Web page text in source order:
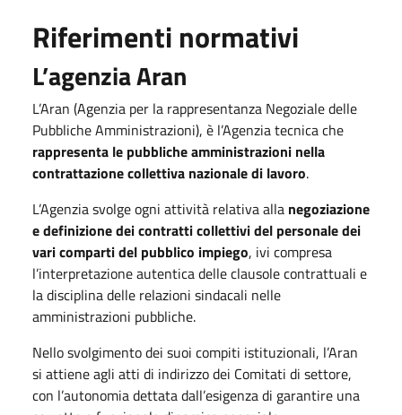
Riferimenti normativi
L’agenzia Aran
L’Aran (Agenzia per la rappresentanza Negoziale delle
Pubbliche Amministrazioni), è l’Agenzia tecnica che
rappresenta le pubbliche amministrazioni nella
contrattazione collettiva nazionale di lavoro.
L’Agenzia svolge ogni attività relativa alla negoziazione
e definizione dei contratti collettivi del personale dei
vari comparti del pubblico impiego, ivi compresa
l’interpretazione autentica delle clausole contrattuali e
la disciplina delle relazioni sindacali nelle
amministrazioni pubbliche.
Nello svolgimento dei suoi compiti istituzionali, l’Aran
si attiene agli atti di indirizzo dei Comitati di settore,
con l’autonomia dettata dall’esigenza di garantire una